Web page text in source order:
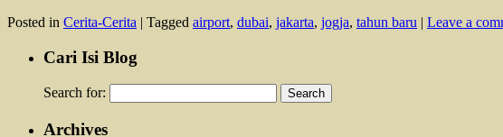
Posted in Cerita-Cerita | Tagged airport, dubai, jakarta, jogja, tahun baru | Leave a
Cari Isi Blog
Search for:
Archives